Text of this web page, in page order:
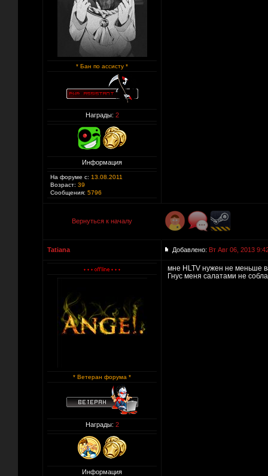
* Бан по ассисту *
Награды: 2
Информация
На форуме с: 13.08.2011
Возраст: 39
Сообщения: 5796
Вернуться к началу
Tatiana Добавлено: Вт Авг 06, 2013
* Ветеран форума *
Награды: 2
Информация
мне HLTV нужен не меньше
Гнус меня салатами не